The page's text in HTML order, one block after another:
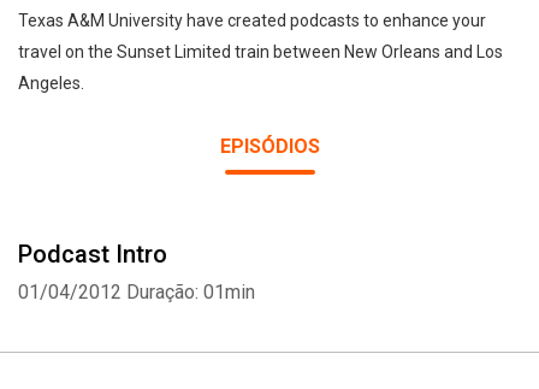
Texas A&M University have created podcasts to enhance your
travel on the Sunset Limited train between New Orleans and Los
Angeles.
EPISÓDIOS
Podcast Intro
01/04/2012 Duração: 01min